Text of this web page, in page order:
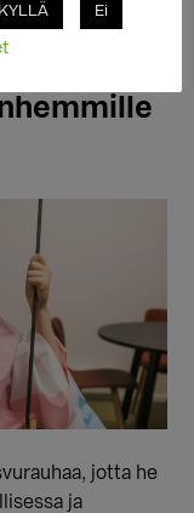
opas
jotta he
ja
KYLLÄ Ei